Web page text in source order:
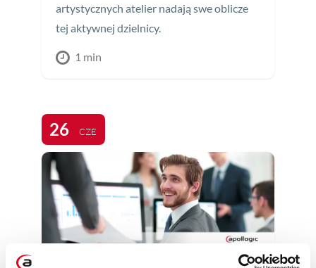
artystycznych atelier nadają swe oblicze
tej aktywnej dzielnicy.
1 min
26 CZE